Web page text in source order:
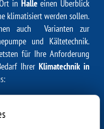
in Halle einen Überblick
klimatisiert werden sollen.
auch Varianten zur
und Kältetechnik.
für Ihre Anforderung
Ihrer Klimatechnik in
37620 Dohnsen, 37619
37620 Wegensen,